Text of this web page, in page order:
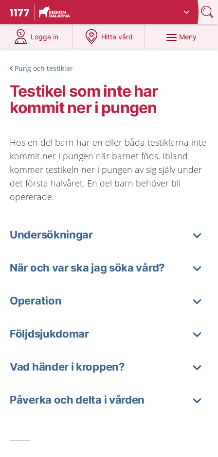
Till startsidan för 1177
Du har valt region
Logga in
på 1177.se
Hitta vård
på 1177.se
Meny
Pung och testiklar
Testikel som inte har
kommit ner i pungen
Hos en del barn har en eller båda testiklarna inte
kommit ner i pungen när barnet föds. Ibland
kommer testikeln ner i pungen av sig själv under
det första halvåret. En del barn behöver bli
opererade.
Undersökningar
När och var ska jag söka vård?
Operation
Följdsjukdomar
Vad händer i kroppen?
Påverka och delta i vården